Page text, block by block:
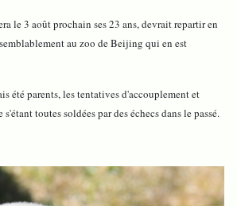
le 3 août prochain ses 23 ans, devrait repartir en
au zoo de Beijing qui en est
été parents, les tentatives d'accouplement et
toutes soldées par des échecs dans le passé.